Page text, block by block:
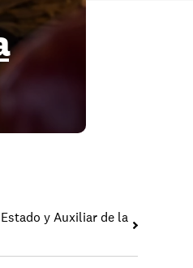
y Auxiliar de la